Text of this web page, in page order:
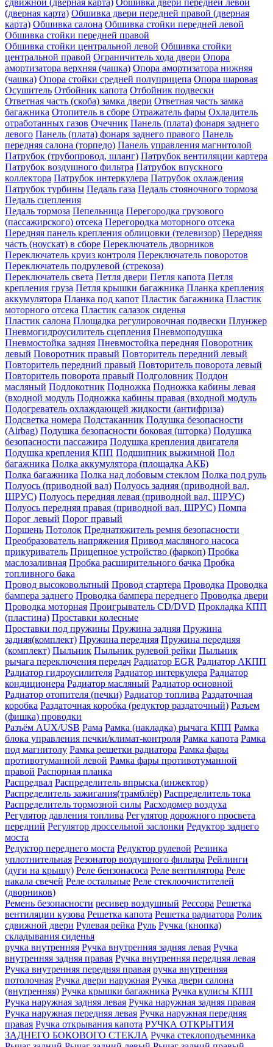
(дверная карта) Обшивка двери передней правой (дверная
карта) Обшивка салона Обшивка стойки передней левой
Обшивка стойки передней правой
Обшивка стойки центральной левой Обшивка стойки
центральной правой Ограничитель хода двери Опора
амортизатора верхняя (чашка) Опора амортизатора нижняя
(чашка) Опора стойки средней полуприцепа Опора шаровая
Осушитель Отбойник капота Отбойник подвески
Ответная часть (скоба) замка двери Ответная часть замка
багажника Отопитель в сборе Отражатель фары Охладитель
отработанных газов Очечник Панель (плата) фонаря заднего
левого Панель (плата) фонаря заднего правого Панель
передняя салона (торпедо) Панель управления магнитолой
Патрубок (трубопровод, шланг) Патрубок вентиляции картера
Патрубок воздушного фильтра Патрубок впускного
коллектора Патрубок интеркулера Патрубок охлаждения
Патрубок турбины Педаль газа Педаль стояночного тормоза
Педаль сцепления
Педаль тормоза Пепельница Перегородка грузового
(пассажирского) отсека Перегородка моторного отсека
Передняя панель крепления облицовки (телевизор) Передняя
часть (ноускат) в сборе Переключатель дворников
Переключатель круиз контроля Переключатель поворотов
Переключатель подрулевой (стрекоза)
Переключатель света Петля двери Петля капота Петля
крепления груза Петля крышки багажника Планка крепления
аккумулятора Планка под капот Пластик багажника Пластик
моторного отсека Пластик салазок сиденья
Пластик салона Площадка регулировочная подвески Плунжер
Пневмогидроусилитель сцепления Пневмоподушка
Пневмостойка задняя Пневмостойка передняя Поворотник
левый Поворотник правый Повторитель передний левый
Повторитель передний правый Повторитель поворота левый
Повторитель поворота правый Подголовник Поддон
масляный Подлокотник Подножка Подножка кабины левая
(входной модуль Подножка кабины правая (входной модуль
Подогреватель охлаждающей жидкости (антифриза)
Подсветка номера Подстаканник Подушка безопасности
(Airbag) Подушка безопасности боковая (шторка) Подушка
безопасности пассажира Подушка крепления двигателя
Подушка крепления КПП Подшипник выжимной Пол
багажника Полка аккумулятора (площадка АКБ)
Полка багажника Полка над лобовым стеклом Полка под руль
Полуось (приводной вал) Полуось задняя (приводной вал,
ШРУС) Полуось передняя левая (приводной вал, ШРУС)
Полуось передняя правая (приводной вал, ШРУС) Помпа
Порог левый Порог правый
Поршень Потолок Преднатяжитель ремня безопасности
Преобразователь напряжения Привод масляного насоса
прикуриватель Прицепное устройство (фаркоп) Пробка
маслозаливная Пробка расширительного бачка Пробка
топливного бака
Провод высоковольтный Провод стартера Проводка Проводка
бампера заднего Проводка бампера переднего Проводка двери
Проводка моторная Проигрыватель CD/DVD Прокладка КПП
(пластина) Проставки колесные
Проставки под пружины Пружина задняя Пружина
задняя(комплект) Пружина передняя Пружина передняя
(комплект) Пыльник Пыльник рулевой рейки Пыльник
рычага переключения передач Радиатор EGR Радиатор АКПП
Радиатор гидроусилителя Радиатор интеркулера Радиатор
кондиционера Радиатор масляный Радиатор основной
Радиатор отопителя (печки) Радиатор топлива Раздаточная
коробка Раздаточная коробка (редуктор раздаточный) Разъем
(фишка) проводки
Разъём AUX/USB Рама Рамка (накладка) рычага КПП Рамка
блока управления печки/климат-контроля Рамка капота Рамка
под магнитолу Рамка решетки радиатора Рамка фары
противотуманной левой Рамка фары противотуманной
правой Распорная планка
Распредвал Распределитель впрыска (инжектор)
Распределитель зажигания(трамблёр) Распределитель тока
Распределитель тормозной силы Расходомер воздуха
Регулятор давления топлива Регулятор дорожного просвета
передний Регулятор дроссельной заслонки Редуктор заднего
моста
Редуктор переднего моста Редуктор рулевой Резинка
уплотнительная Резонатор воздушного фильтра Рейлинги
(дуги на крышу) Реле бензонасоса Реле вентилятора Реле
накала свечей Реле остальные Реле стеклоочистителей
(дворников)
Ремень безопасности ресивер воздушный Рессора Решетка
вентиляции кузова Решетка капота Решетка радиатора Ролик
сдвижной двери Рулевая рейка Руль Ручка (кнопка)
складывания сиденья
ручка внутренняя Ручка внутренняя задняя левая Ручка
внутренняя задняя правая Ручка внутренняя передняя левая
Ручка внутренняя передняя правая ручка внутренняя
потолочная Ручка двери нaружная Ручка двери салона
(внутренняя) Ручка крышки багажника Ручка кулисы КПП
Ручка наружная задняя левая Ручка наружная задняя правая
Ручка наружная передняя левая Ручка наружная передняя
правая Ручка открывания капота РУЧКА ОТКРЫТИЯ
ЗАДНЕГО БОКОВОГО СТЕКЛА Ручка стеклоподъемника